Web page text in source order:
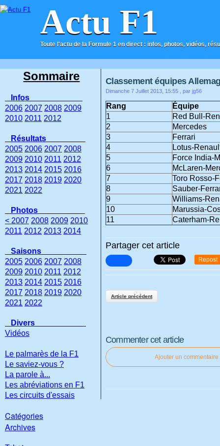
Actu F1
Toute l'actu de la Formule 1 en direct : infos, photos, vidéos,
ACCUEIL CONTACT
Classement équipes
Dimanche 7 Juillet 2013, 15:55 , par jg56
Rang
Équipe
1
Red Bull-
2
Mercedes
3
Ferrari
4
Lotus-
5
Force India-
6
McLaren-
7
Toro Rosso-
8
Sauber-
9
Williams-
10
Marussia-
11
Caterham-
Partager cet article
Repost
Article précédent
Commenter cet article
Ajouter un commentaire
Sommaire
Infos
2006 2007 2008 2009
2010 2011 2012
Résultats
2005 2006 2007 2008
2009 2010 2011 2012
2013 2014 2015 2016
2017 2018 2019 2020
2021 2022
Photos
< 2007 2008 2009 2010
2011 2012 2013 2014
Saisons
2005 2006 2007 2008
2009 2010 2011 2012
2013 2014 2015 2016
2017 2018 2019 2020
2021 2022
Divers
Vidéos
Le palmarès de la F1
Le saviez-vous ?
La parole à...
Les abréviations en F1
Les circuits d'essais
Catégories
Archives